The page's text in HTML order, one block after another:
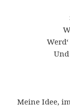
Meine Idee,